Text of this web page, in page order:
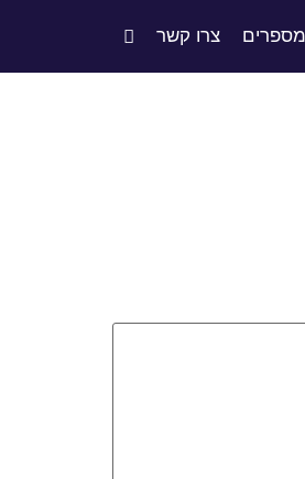
מספרים צרו קשר